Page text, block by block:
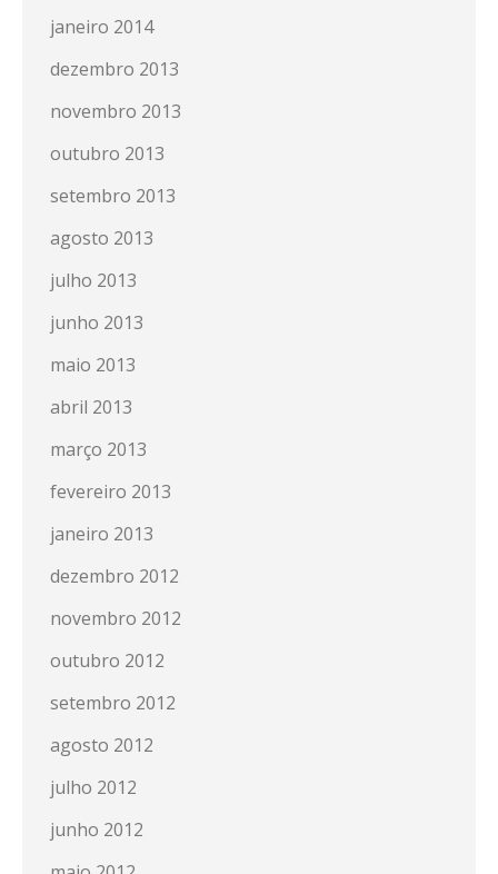
janeiro 2014
dezembro 2013
novembro 2013
outubro 2013
setembro 2013
agosto 2013
julho 2013
junho 2013
maio 2013
abril 2013
março 2013
fevereiro 2013
janeiro 2013
dezembro 2012
novembro 2012
outubro 2012
setembro 2012
agosto 2012
julho 2012
junho 2012